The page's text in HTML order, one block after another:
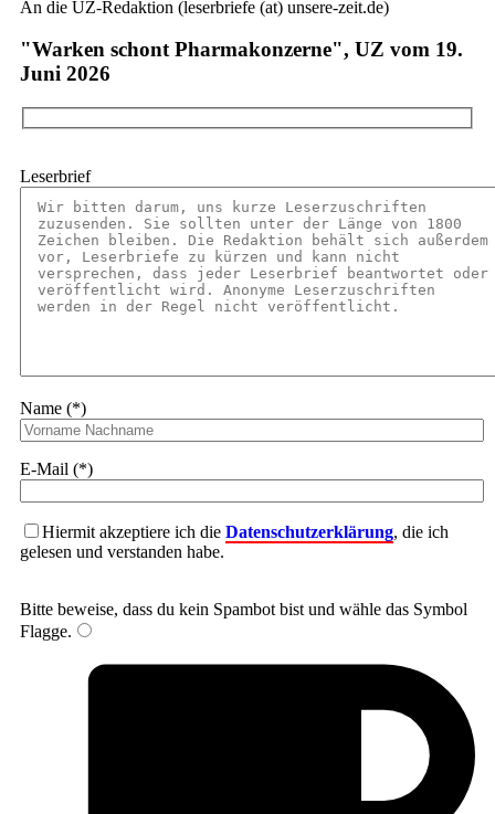
An die UZ-Redaktion (leserbriefe (at) unsere-zeit.de)
"Warken schont Pharmakonzerne", UZ vom 19.
Juni 2026
Leserbrief
Name (*)
E-Mail (*)
Hiermit akzeptiere ich die Datenschutzerklärung, die ich
gelesen und verstanden habe.
Bitte beweise, dass du kein Spambot bist und wähle das Symbol
Flagge.